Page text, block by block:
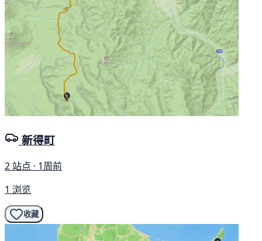
新得町
2 站点 · 1周前
1 浏览
收藏